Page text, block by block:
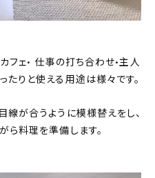
フェ• 仕事の打ち合わせ•主人
りと使える用途は様々です。
が合うように模様替えをし、
ら料理を準備します。